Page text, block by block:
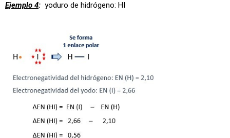
Ejemplo 4: yoduro de hidrógeno: HI